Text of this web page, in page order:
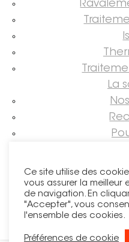
La
Demander
Ce site utilise des
vous assurer la meilleur
de navigation. En
"Accepter", vous
l'ensemble des cookies.
Préférences de cookie